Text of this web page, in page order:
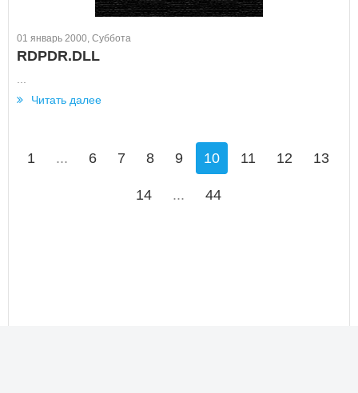
01 январь 2000, Суббота
RDPDR.DLL
Читать далее
1 ... 6 7 8 9 10 11 12 13
14 ... 44